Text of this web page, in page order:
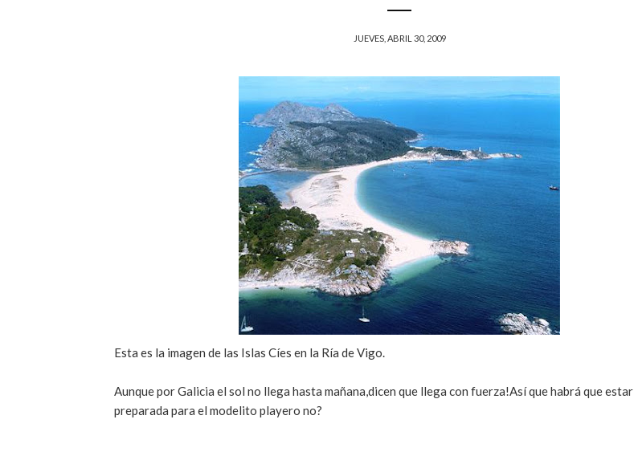
JUEVES, ABRIL 30, 2009
Esta es la imagen de las Islas Cíes en la Ría de Vigo.
Aunque por Galicia el sol no llega hasta mañana,dicen que llega con fuerza!Así que habrá que estar
preparada para el modelito playero no?